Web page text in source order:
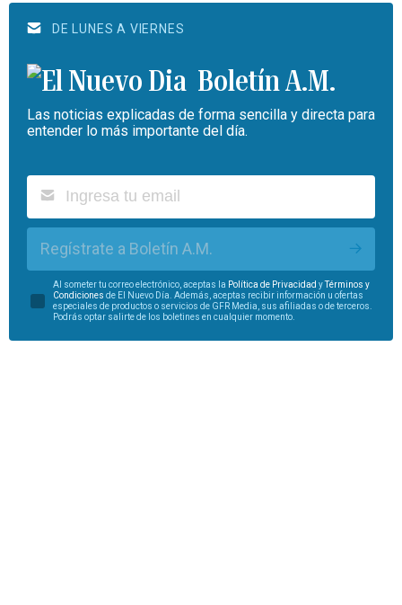
DE LUNES A VIERNES
Boletín A.M.
Las noticias explicadas de forma sencilla y directa para
entender lo más importante del día.
Regístrate a Boletín A.M.
Al someter tu correo electrónico, aceptas la Política de Privacidad yTérminos y
Condiciones de El Nuevo Día. Además, aceptas recibir información u ofertas
especiales de productos o servicios de GFR Media, sus afiliadas o de terceros.
Podrás optar salirte de los boletines en cualquier momento.